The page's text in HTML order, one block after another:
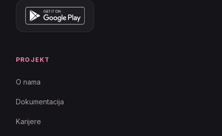
PROJEKT
O nama
Dokumentacija
Karijere